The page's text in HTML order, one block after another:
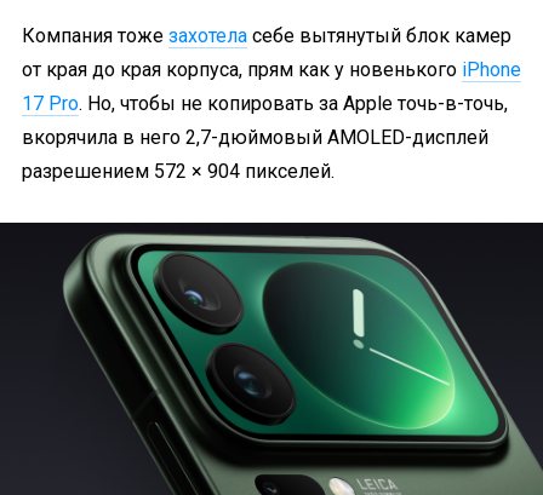
Компания тоже захотела себе вытянутый блок камер
от края до края корпуса, прям как у новенького iPhone
17 Pro. Но, чтобы не копировать за Apple точь-в-точь,
вкорячила в него 2,7-дюймовый AMOLED-дисплей
разрешением 572 × 904 пикселей.